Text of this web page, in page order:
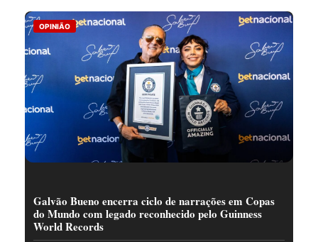
OPINIÃO
Galvão Bueno encerra ciclo de narrações em Copas
do Mundo com legado reconhecido pelo Guinness
World Records